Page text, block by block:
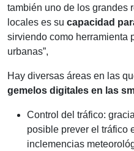
también uno de los grandes
locales es su capacidad
sirviendo como herramienta
urbanas”,
Hay diversas áreas en las
gemelos digitales en las
Control del tráfico:
posible prever el tráfico
inclemencias